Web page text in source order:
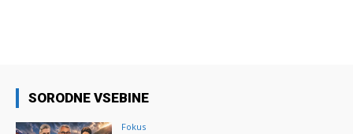
SORODNE VSEBINE
Fokus